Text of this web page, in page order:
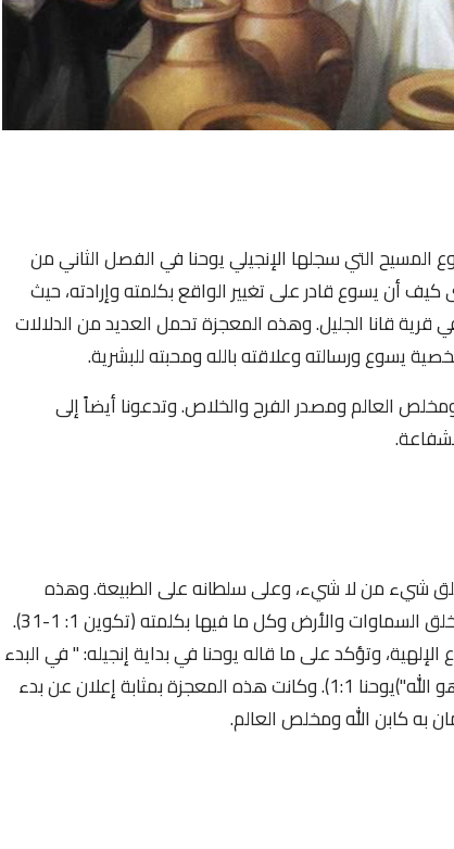
التي سجلها الإنجيلي يوحنا في الفصل الثاني من
نرى كيف أن يسوع قادر على تغيير الواقع بكلمته وإرادته، حيث
قانا الجليل. وهذه المعجزة تحمل العديد من الدلالات
يسوع ورسالته وعلاقته بالله ومحبته للبشرية.
ومخلص العالم ومصدر الفرح والخلاص. وتدعونا أيضاً إلى
شيء من لا شيء، وعلى سلطانه على الطبيعة. وهذه
القدرة والسلطان هما من صفات الله، الذي خلق السماوات والأرض وكل ما فيها بكلمته (تكوين 1: 1-31).
وتؤكد على ما قاله يوحنا في بداية إنجيله: " في البدء
الله")يوحنا 1:1 ). وكانتهذه المعجزة بمثابة إعلان عن بدء
به كابن الله ومخلص العالم.